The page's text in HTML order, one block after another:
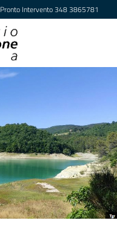
Pronto Intervento348 3865781